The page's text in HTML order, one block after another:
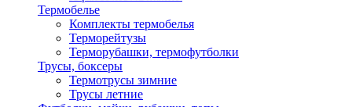
Термобелье
Комплекты термобелья
Терморейтузы
Терморубашки, термофутболки
Трусы, боксеры
Термотрусы зимние
Трусы летние